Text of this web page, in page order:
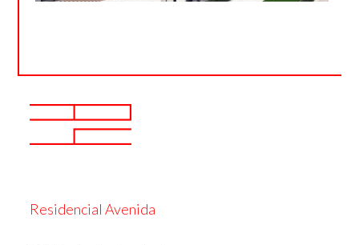
Residencial Avenida